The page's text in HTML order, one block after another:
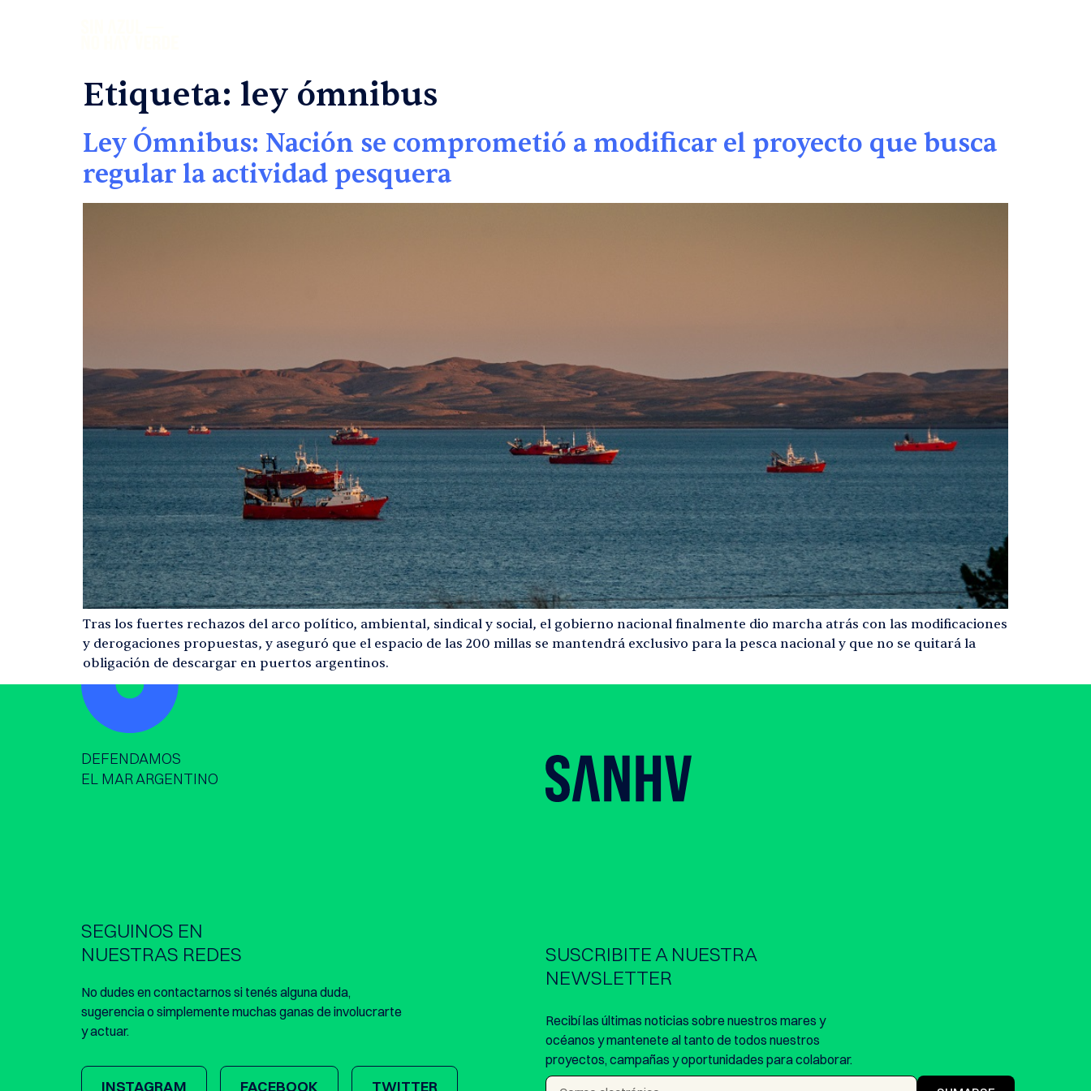
Etiqueta: ley ómnibus
Ley Ómnibus: Nación se comprometió a modificar el proyecto que busca
regular la actividad pesquera
Tras los fuertes rechazos del arco político, ambiental, sindical y social, el gobierno nacional finalmente dio marcha atrás con las modificaciones
y derogaciones propuestas, y aseguró que el espacio de las 200 millas se mantendrá exclusivo para la pesca nacional y que no se quitará la
obligación de descargar en puertos argentinos.
DEFENDAMOS
EL MAR ARGENTINO
SEGUINOS EN
NUESTRAS REDES
No dudes en contactarnos si tenés alguna duda,
sugerencia o simplemente muchas ganas de involucrarte
y actuar.
INSTAGRAM FACEBOOK TWITTER
SUSCRIBITE A NUESTRA
NEWSLETTER
Recibí las últimas noticias sobre nuestros mares y
océanos y mantenete al tanto de todos nuestros
proyectos, campañas y oportunidades para colaborar.